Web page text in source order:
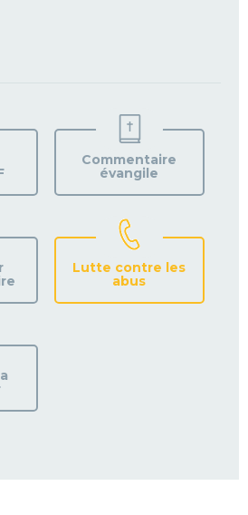
VOTRE
PAROISSE
Commentaire
évangile
Lutte contre les
abus